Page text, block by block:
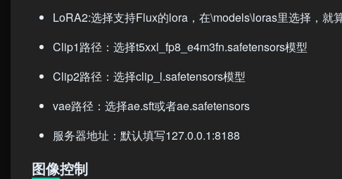
LoRA2:选择支持Flux的lora，在\models\loras里选择，就
Clip1路径：选择t5xxl_fp8_e4m3fn.safetensors模型
Clip2路径：选择clip_l.safetensors模型
vae路径：选择ae.sft或者ae.safetensors
服务器地址：默认填写127.0.0.1:8188
图像控制